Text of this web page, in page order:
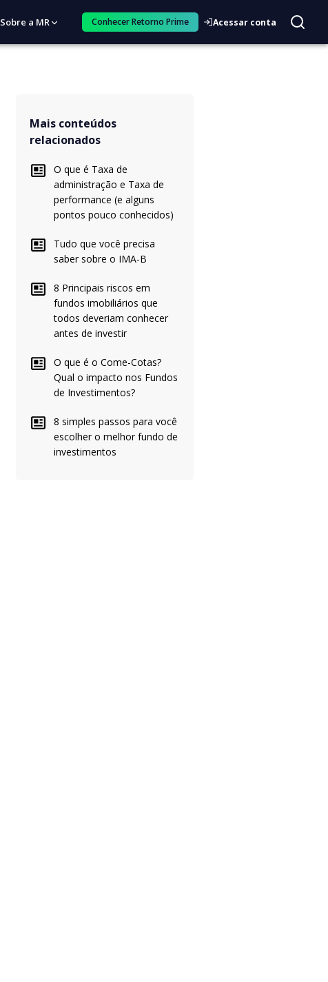
Sobre a MR Conhecer Retorno Prime Acessar conta
Mais conteúdos
relacionados
O que é Taxa de
administração e Taxa de
performance (e alguns
pontos pouco conhecidos)
Tudo que você precisa
saber sobre o IMA-B
8 Principais riscos em
fundos imobiliários que
todos deveriam conhecer
antes de investir
O que é o Come-Cotas?
Qual o impacto nos Fundos
de Investimentos?
8 simples passos para você
escolher o melhor fundo de
investimentos